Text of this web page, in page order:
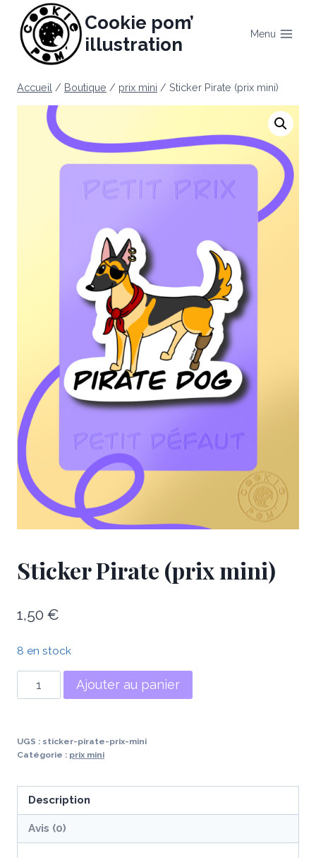
contenu
Cookie pom’
illustration
Menu
Accueil / Boutique / prix mini / Sticker Pirate (prix mini)
Sticker Pirate (prix mini)
1,50 €
8 en stock
quantité
de
Pirate
(prix
Ajouter au panier
UGS : sticker-pirate-prix-mini
Catégorie : prix mini
Description
Avis (0)